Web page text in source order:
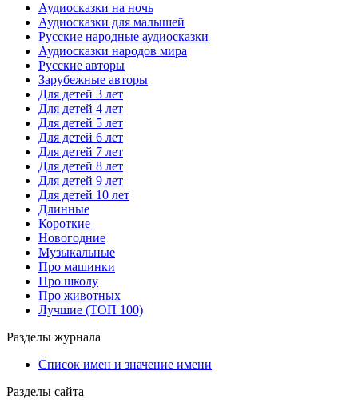
Аудиосказки на ночь
Аудиосказки для малышей
Русские народные аудиосказки
Аудиосказки народов мира
Русские авторы
Зарубежные авторы
Для детей 3 лет
Для детей 4 лет
Для детей 5 лет
Для детей 6 лет
Для детей 7 лет
Для детей 8 лет
Для детей 9 лет
Для детей 10 лет
Длинные
Короткие
Новогодние
Музыкальные
Про машинки
Про школу
Про животных
Лучшие (ТОП 100)
Разделы журнала
Список имен и значение имени
Разделы сайта